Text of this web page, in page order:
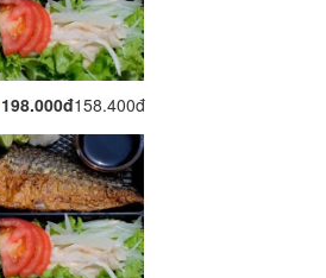
198.000đ158.400đ